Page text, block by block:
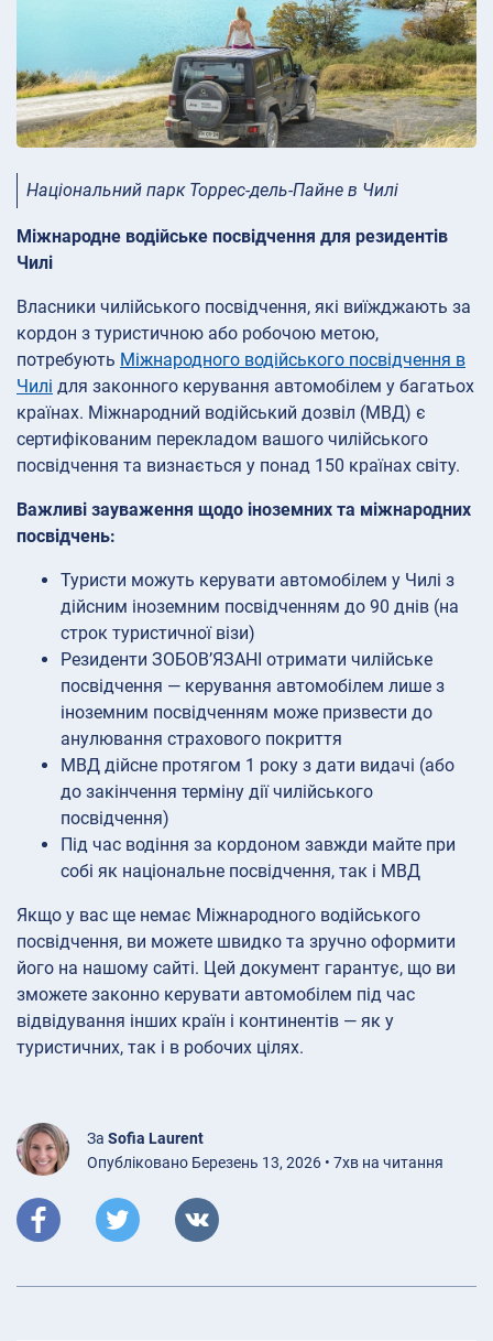
Національний парк Торрес-дель-Пайне в Чилі
Міжнародне водійське посвідчення для резидентів
Чилі
Власники чилійського посвідчення, які виїжджають за
кордон з туристичною або робочою метою,
потребують Міжнародного водійського посвідчення в
Чилі для законного керування автомобілем у багатьох
країнах. Міжнародний водійський дозвіл (МВД) є
сертифікованим перекладом вашого чилійського
посвідчення та визнається у понад 150 країнах світу.
Важливі зауваження щодо іноземних та міжнародних
посвідчень:
Туристи можуть керувати автомобілем у Чилі з
дійсним іноземним посвідченням до 90 днів (на
строк туристичної візи)
Резиденти ЗОБОВ’ЯЗАНІ отримати чилійське
посвідчення — керування автомобілем лише з
іноземним посвідченням може призвести до
анулювання страхового покриття
МВД дійсне протягом 1 року з дати видачі (або
до закінчення терміну дії чилійського
посвідчення)
Під час водіння за кордоном завжди майте при
собі як національне посвідчення, так і МВД
Якщо у вас ще немає Міжнародного водійського
посвідчення, ви можете швидко та зручно оформити
його на нашому сайті. Цей документ гарантує, що ви
зможете законно керувати автомобілем під час
відвідування інших країн і континентів — як у
туристичних, так і в робочих цілях.
За Sofia Laurent
Опубліковано Березень 13, 2026 • 7хв на читання